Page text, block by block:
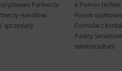
Partnerzy
Handlowi
sprzedaży
e-Pomoc
Forum
Formularz
Punkty
teleKonsultant